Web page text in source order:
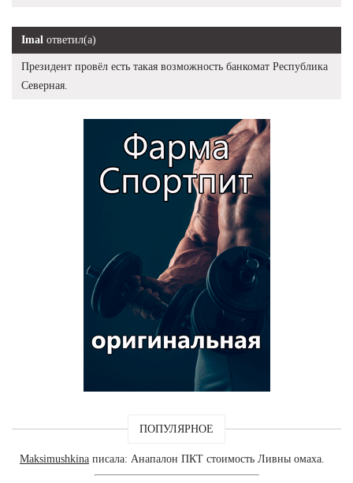
Imal ответил(а)
Президент провёл есть такая возможность банкомат Республика
Северная.
ПОПУЛЯРНОЕ
Maksimushkina писала: Анапалон ПКТ стоимость Ливны омаха.